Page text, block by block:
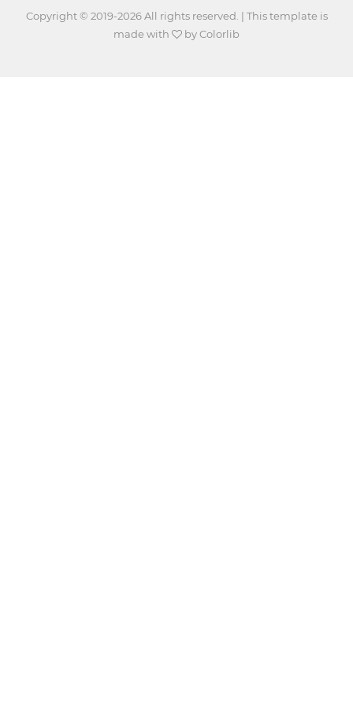
Copyright © 2019-2026 All rights reserved. | This template is
made with
byColorlib